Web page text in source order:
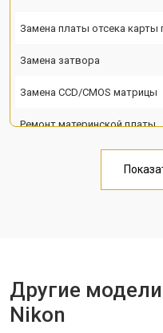
Замена платы отсека карты
Замена затвора
Замена CCD/CMOS матрицы
Ремонт материнской платы
Другие
Nikon